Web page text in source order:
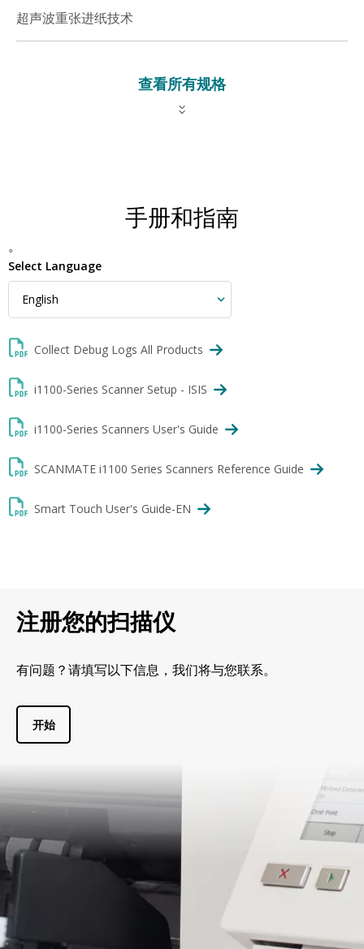
超声波重张进纸技术
查看所有规格
手册和指南
。
Select Language
Collect Debug Logs All Products
i1100-Series Scanner Setup - ISIS
i1100-Series Scanners User's Guide
SCANMATE i1100 Series Scanners Reference Guide
Smart Touch User's Guide-EN
注册您的扫描仪
有问题？请填写以下信息，我们将与您联系。
开始